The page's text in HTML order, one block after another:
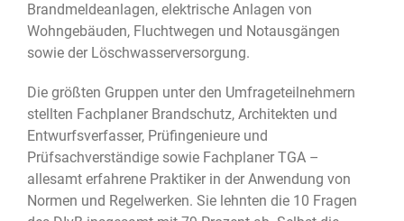
Brandmeldeanlagen, elektrische Anlagen von
Wohngebäuden, Fluchtwegen und Notausgängen
sowie der Löschwasserversorgung.
Die größten Gruppen unter den Umfrageteilnehmern
stellten Fachplaner Brandschutz, Architekten und
Entwurfsverfasser, Prüfingenieure und
Prüfsachverständige sowie Fachplaner TGA –
allesamt erfahrene Praktiker in der Anwendung von
Normen und Regelwerken. Sie lehnten die 10 Fragen